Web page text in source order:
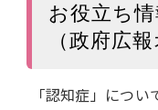
お役立ち
（政府広
「認知症」につ